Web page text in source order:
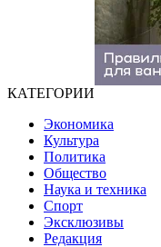
КАТЕГОРИИ
Экономика
Культура
Политика
Общество
Наука и техника
Спорт
Эксклюзивы
Редакция